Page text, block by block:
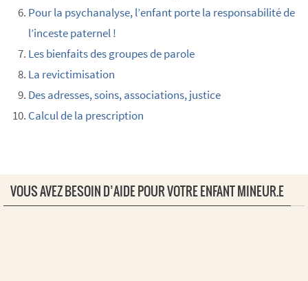
Pour la psychanalyse, l’enfant porte la responsabilité de
l’inceste paternel !
Les bienfaits des groupes de parole
La revictimisation
Des adresses, soins, associations, justice
Calcul de la prescription
VOUS AVEZ BESOIN D’AIDE POUR VOTRE ENFANT MINEUR.E